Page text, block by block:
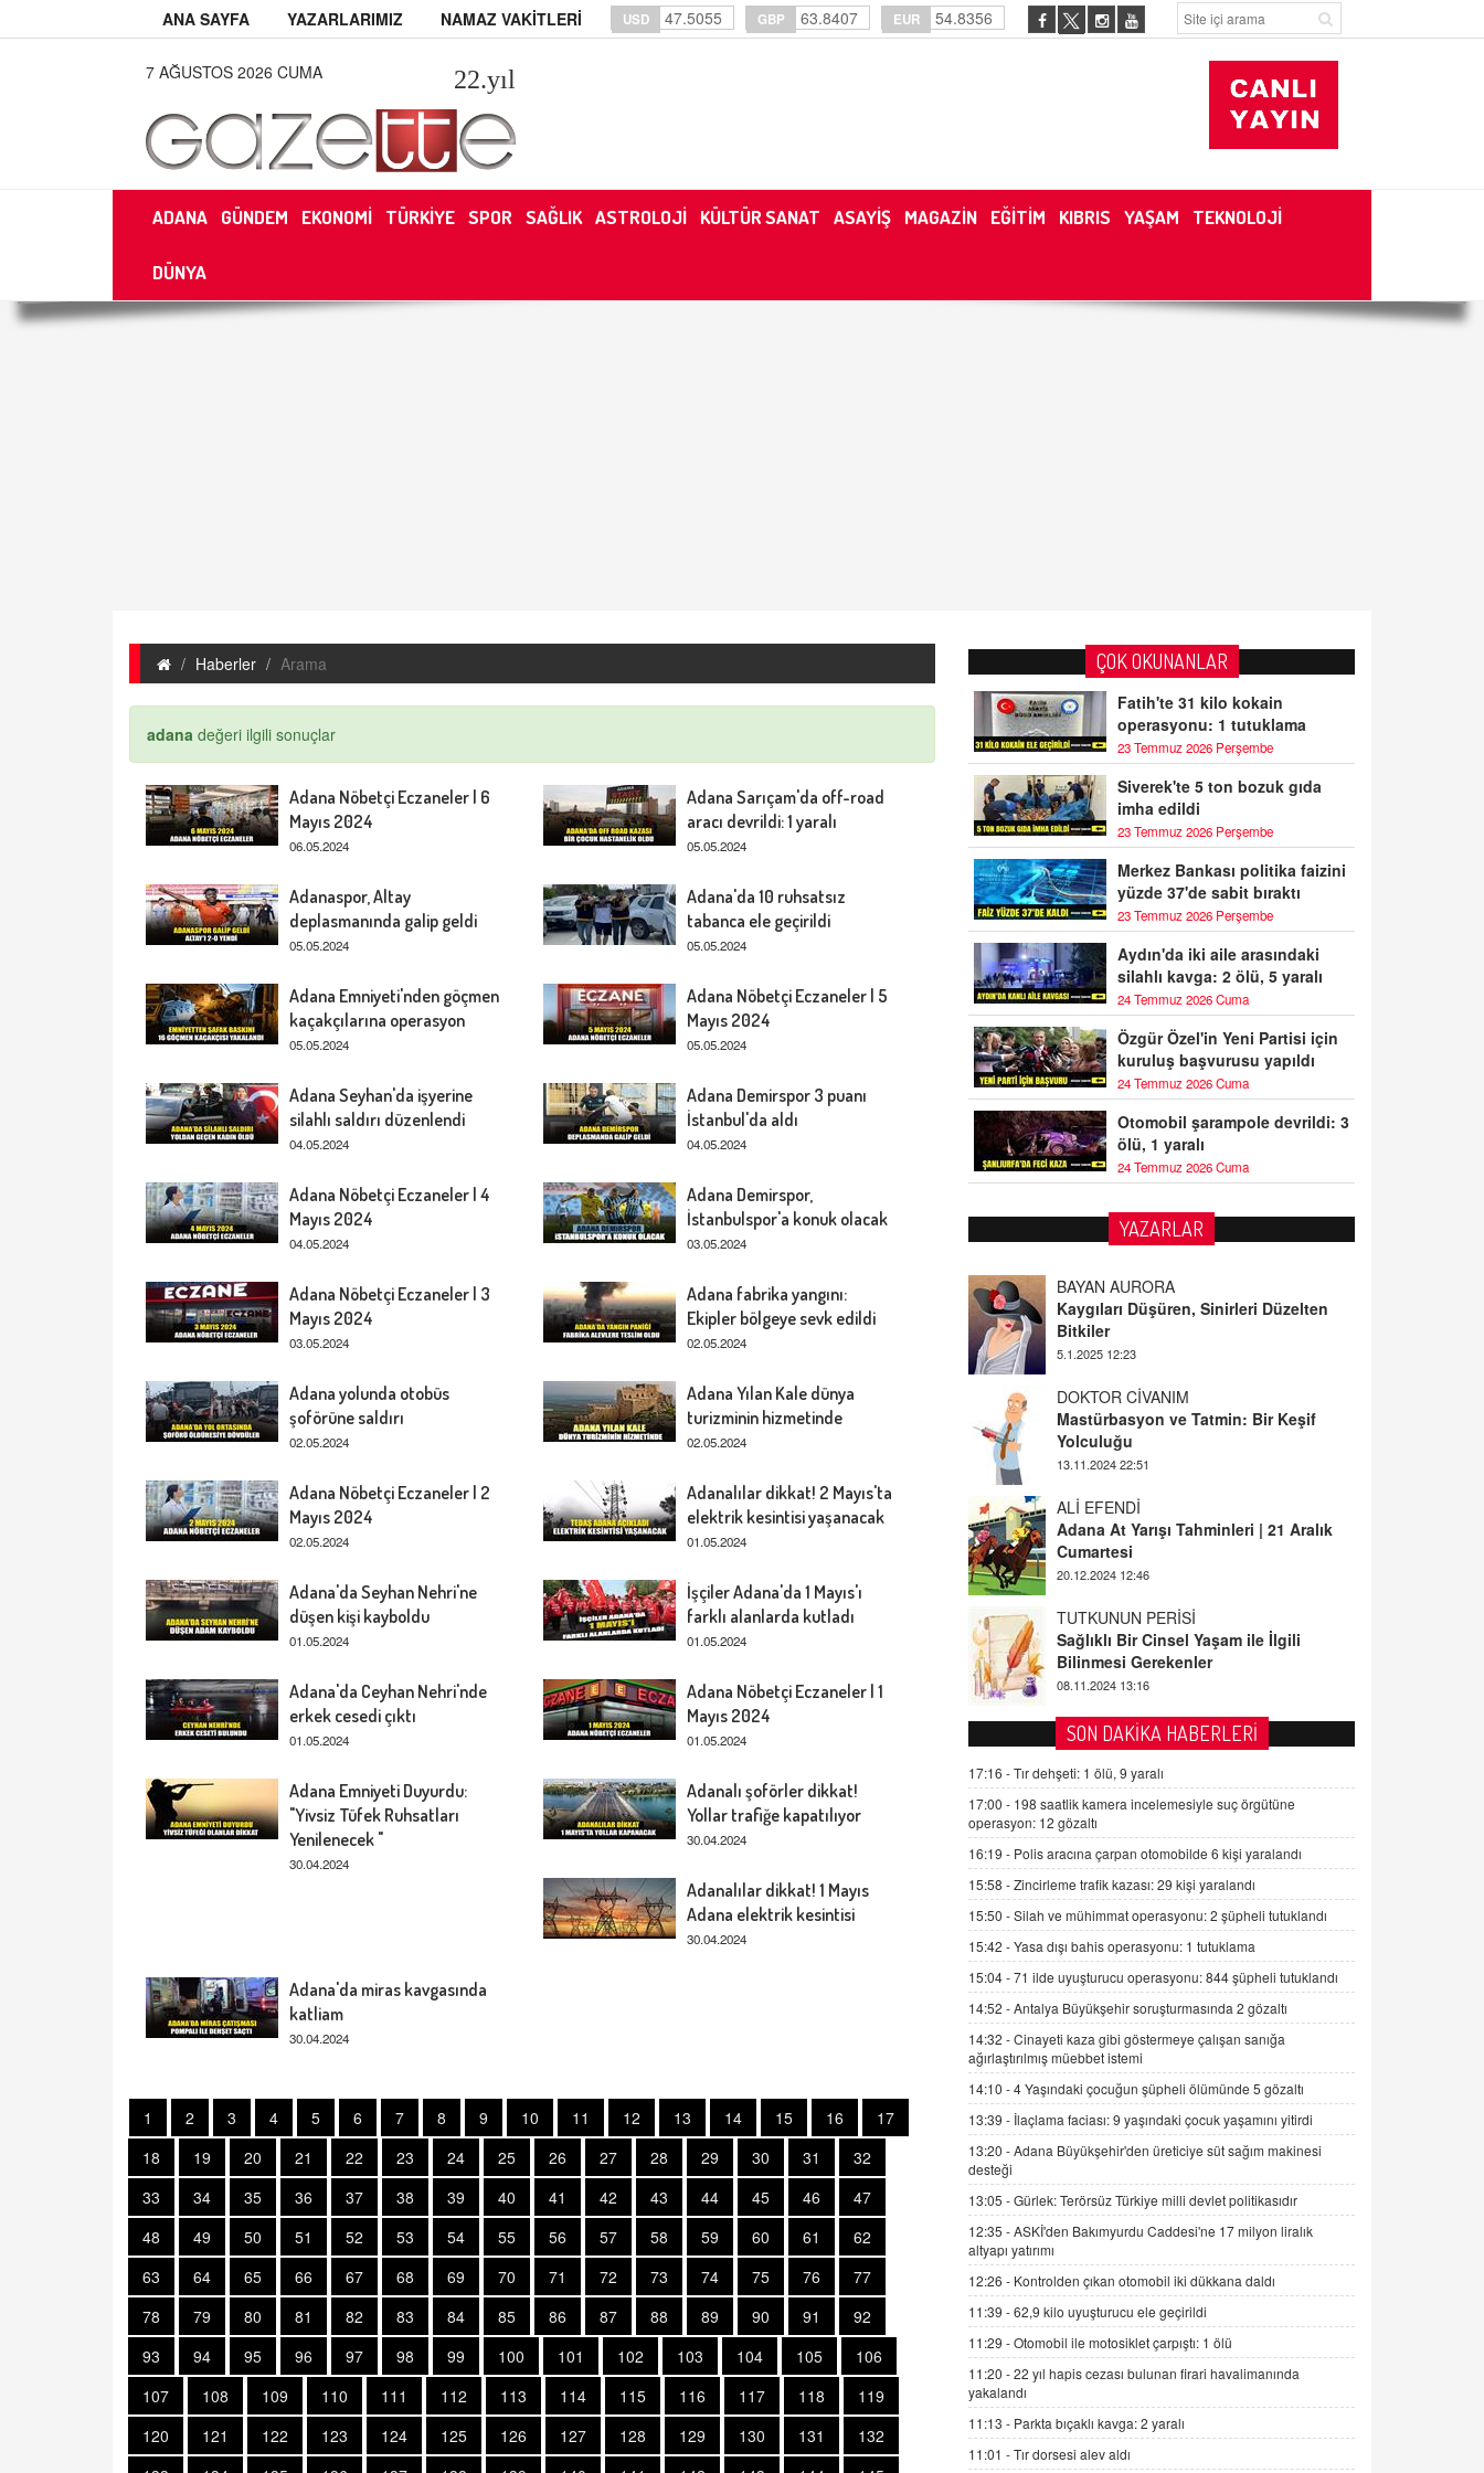
ANA SAYFA YAZARLARIMIZ NAMAZ VAKİTLERİ USD 47.5055 GBP 63.8407 EUR 54.8356
7 AĞUSTOS 2026 CUMA 22.yıl
ADANA GÜNDEM EKONOMİ TÜRKİYE SPOR SAĞLIK ASTROLOJİ KÜLTÜR SANAT ASAYİŞ MAGAZİN EĞİTİM KIBRIS YAŞAM TEKNOLOJİ
DÜNYA
Haberler Arama
adana değeri ilgili sonuçlar
Adana Nöbetçi Eczaneler | 6
Mayıs 2024
06.05.2024
Adana Sarıçam'da off-road
aracı devrildi: 1 yaralı
05.05.2024
Adanaspor, Altay
deplasmanında galip geldi
05.05.2024
Adana'da 10 ruhsatsız
tabanca ele geçirildi
05.05.2024
Adana Emniyeti'nden göçmen
kaçakçılarına operasyon
05.05.2024
Adana Nöbetçi Eczaneler | 5
Mayıs 2024
05.05.2024
Adana Seyhan'da işyerine
silahlı saldırı düzenlendi
04.05.2024
Adana Demirspor 3 puanı
İstanbul'da aldı
04.05.2024
Adana Nöbetçi Eczaneler | 4
Mayıs 2024
04.05.2024
Adana Demirspor,
İstanbulspor'a konuk olacak
03.05.2024
Adana Nöbetçi Eczaneler | 3
Mayıs 2024
03.05.2024
Adana fabrika yangını:
Ekipler bölgeye sevk edildi
02.05.2024
Adana yolunda otobüs
şoförüne saldırı
02.05.2024
Adana Yılan Kale dünya
turizminin hizmetinde
02.05.2024
Adana Nöbetçi Eczaneler | 2
Mayıs 2024
02.05.2024
Adanalılar dikkat! 2 Mayıs'ta
elektrik kesintisi yaşanacak
01.05.2024
Adana'da Seyhan Nehri'ne
düşen kişi kayboldu
01.05.2024
İşçiler Adana'da 1 Mayıs'ı
farklı alanlarda kutladı
01.05.2024
Adana'da Ceyhan Nehri'nde
erkek cesedi çıktı
01.05.2024
Adana Nöbetçi Eczaneler | 1
Mayıs 2024
01.05.2024
Adana Emniyeti Duyurdu:
"Yivsiz Tüfek Ruhsatları
Yenilenecek "
30.04.2024
Adanalı şoförler dikkat!
Yollar trafiğe kapatılıyor
30.04.2024
Adanalılar dikkat! 1 Mayıs
Adana elektrik kesintisi
30.04.2024
Adana'da miras kavgasında
katliam
30.04.2024
1 2 3 4 5 6 7 8 9 10 11 12 13 14 15 16
17
18
19 20 21 22 23 24 25 26 27 28 29 30 31
32
33
34 35 36 37 38 39 40 41 42 43 44 45 46
47
48
49 50 51 52 53 54 55 56 57 58 59 60 61
62
63
64 65 66 67 68 69 70 71 72 73 74 75 76
77
78
79 80 81 82 83 84 85 86 87 88 89 90 91
92
93
94 95 96 97 98 99 100 101 102 103 104 105
106
107
108 109 110 111 112 113 114 115 116 117 118
119
120
121 122 123 124 125 126 127 128 129 130 131
132
ÇOK OKUNANLAR
Fatih'te 31 kilo kokain
operasyonu: 1 tutuklama
23 Temmuz 2026 Perşembe
Siverek'te 5 ton bozuk gıda
imha edildi
23 Temmuz 2026 Perşembe
Merkez Bankası politika faizini
yüzde 37'de sabit bıraktı
23 Temmuz 2026 Perşembe
Aydın'da iki aile arasındaki
silahlı kavga: 2 ölü, 5 yaralı
24 Temmuz 2026 Cuma
Özgür Özel'in Yeni Partisi için
kuruluş başvurusu yapıldı
24 Temmuz 2026 Cuma
Otomobil şarampole devrildi: 3
ölü, 1 yaralı
24 Temmuz 2026 Cuma
YAZARLAR
Kaygıları Düşüren, Sinirleri Düzelten
Bitkiler
5.1.2025 12:23
DOKTOR CİVANIM
Mastürbasyon ve Tatmin: Bir Keşif
Yolculuğu
13.11.2024 22:51
ALİ EFENDİ
Adana At Yarışı Tahminleri | 21 Aralık
Cumartesi
20.12.2024 12:46
TUTKUNUN PERİSİ
Sağlıklı Bir Cinsel Yaşam ile İlgili
Bilinmesi Gerekenler
08.11.2024 13:16
FARUK ÖNALAN
Tezkere Onaylanmasaydı…
AV. DOĞAN CAN DOĞAN
Kişisel verilerin korunması ve dijital
hukukun gelişimi
15.09.2025 16:17
SEHER EREK
Kış Ayları Geldi, Hangi Önlemler
Alınmalı?
9.12.2025 10:11
İNCİ GÜL AKÖL
Trump Keşke Adana'yı da Ziyaret Etse...
06.07.2026 13:00
ADEM AKÖL
Şamar: Sednaya
11.12.2024 12:30
DR. EKREM ASLAN
Gerçek Ne, Algı Ne? "Beraber
Yürüyoruz" Cümlesinin Peşinden
19.07.2025 12:45
GÖNÜL MENEKŞE
04.11.2025 12:56
SON DAKİKA HABERLERİ
17:16 -Tır dehşeti: 1 ölü, 9 yaralı
17:00 - 198 saatlik kamera incelemesiyle suç örgütüne
operasyon: 12 gözaltı
16:19 - Polis aracına çarpan otomobilde 6 kişi yaralandı
15:58 -Zincirleme trafik kazası: 29 kişi yaralandı
15:50 -Silah ve mühimmat operasyonu: 2 şüpheli tutuklandı
15:42 -Yasa dışı bahis operasyonu: 1 tutuklama
15:04 -71 ilde uyuşturucu operasyonu: 844 şüpheli tutuklandı
14:52 -Antalya Büyükşehir soruşturmasında 2 gözaltı
14:32 -Cinayeti kaza gibi göstermeye çalışan sanığa
ağırlaştırılmış müebbet istemi
14:10 -4 Yaşındaki çocuğun şüpheli ölümünde 5 gözaltı
13:39 - İlaçlama faciası: 9 yaşındaki çocuk yaşamını yitirdi
13:20 -Adana Büyükşehir'den üreticiye süt sağım makinesi
desteği
13:05 -Gürlek: Terörsüz Türkiye milli devlet politikasıdır
12:35 -ASKİ'den Bakımyurdu Caddesi'ne 17 milyon liralık
altyapı yatırımı
12:26 - Kontrolden çıkan otomobil iki dükkana daldı
11:39 -62,9 kilo uyuşturucu ele geçirildi
11:29 -Otomobil ile motosiklet çarpıştı: 1 ölü
11:20 -22 yıl hapis cezası bulunan firari havalimanında
yakalandı
11:13 - Parkta bıçaklı kavga: 2 yaralı
11:01 -Tır dorsesi alev aldı